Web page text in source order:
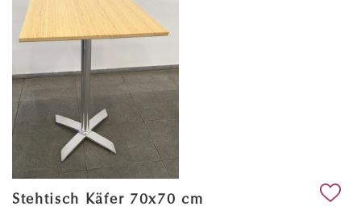
Stehtisch Käfer 70x70 cm